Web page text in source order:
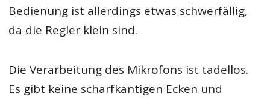
Bedienung ist allerdings etwas schwerfällig,
da die Regler klein sind.
Die Verarbeitung des Mikrofons ist tadellos.
Es gibt keine scharfkantigen Ecken und